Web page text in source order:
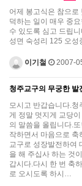
어제 봉고식은 참으로
덕하는 일이 매우 중
수 있도록 심고 드립
성면 숙성리 125 오
이기철 2007-
청주교구의 무궁한 발
모시고 반갑습니다.청
게 정말 멋지게 교당
의 말씀을 올립니다.
작하면서 마음으로 축
교구로 성장발전하여
을 해 주십사 하는 것
갑시다.다시 한 번 축
로 오시도록 하시…